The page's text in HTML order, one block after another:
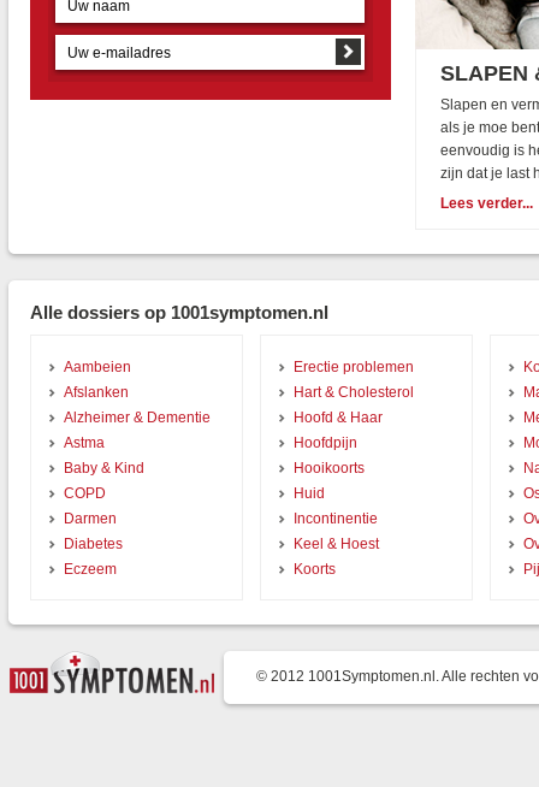
SLAPEN
Slapen en
als je moe
eenvoudig is
zijn dat je last
Lees verder...
Alle dossiers op 1001symptomen.nl
Aambeien
Afslanken
Alzheimer & Dementie
Astma
Baby & Kind
COPD
Darmen
Diabetes
Eczeem
Erectie problemen
Hart & Cholesterol
Hoofd & Haar
Hoofdpijn
Hooikoorts
Huid
Incontinentie
Keel & Hoest
Koorts
© 2012 1001Symptomen.nl. Alle rechten